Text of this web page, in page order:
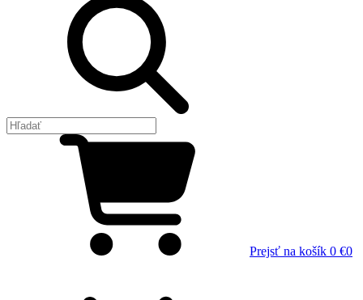
Prejsť na košík 0 €0